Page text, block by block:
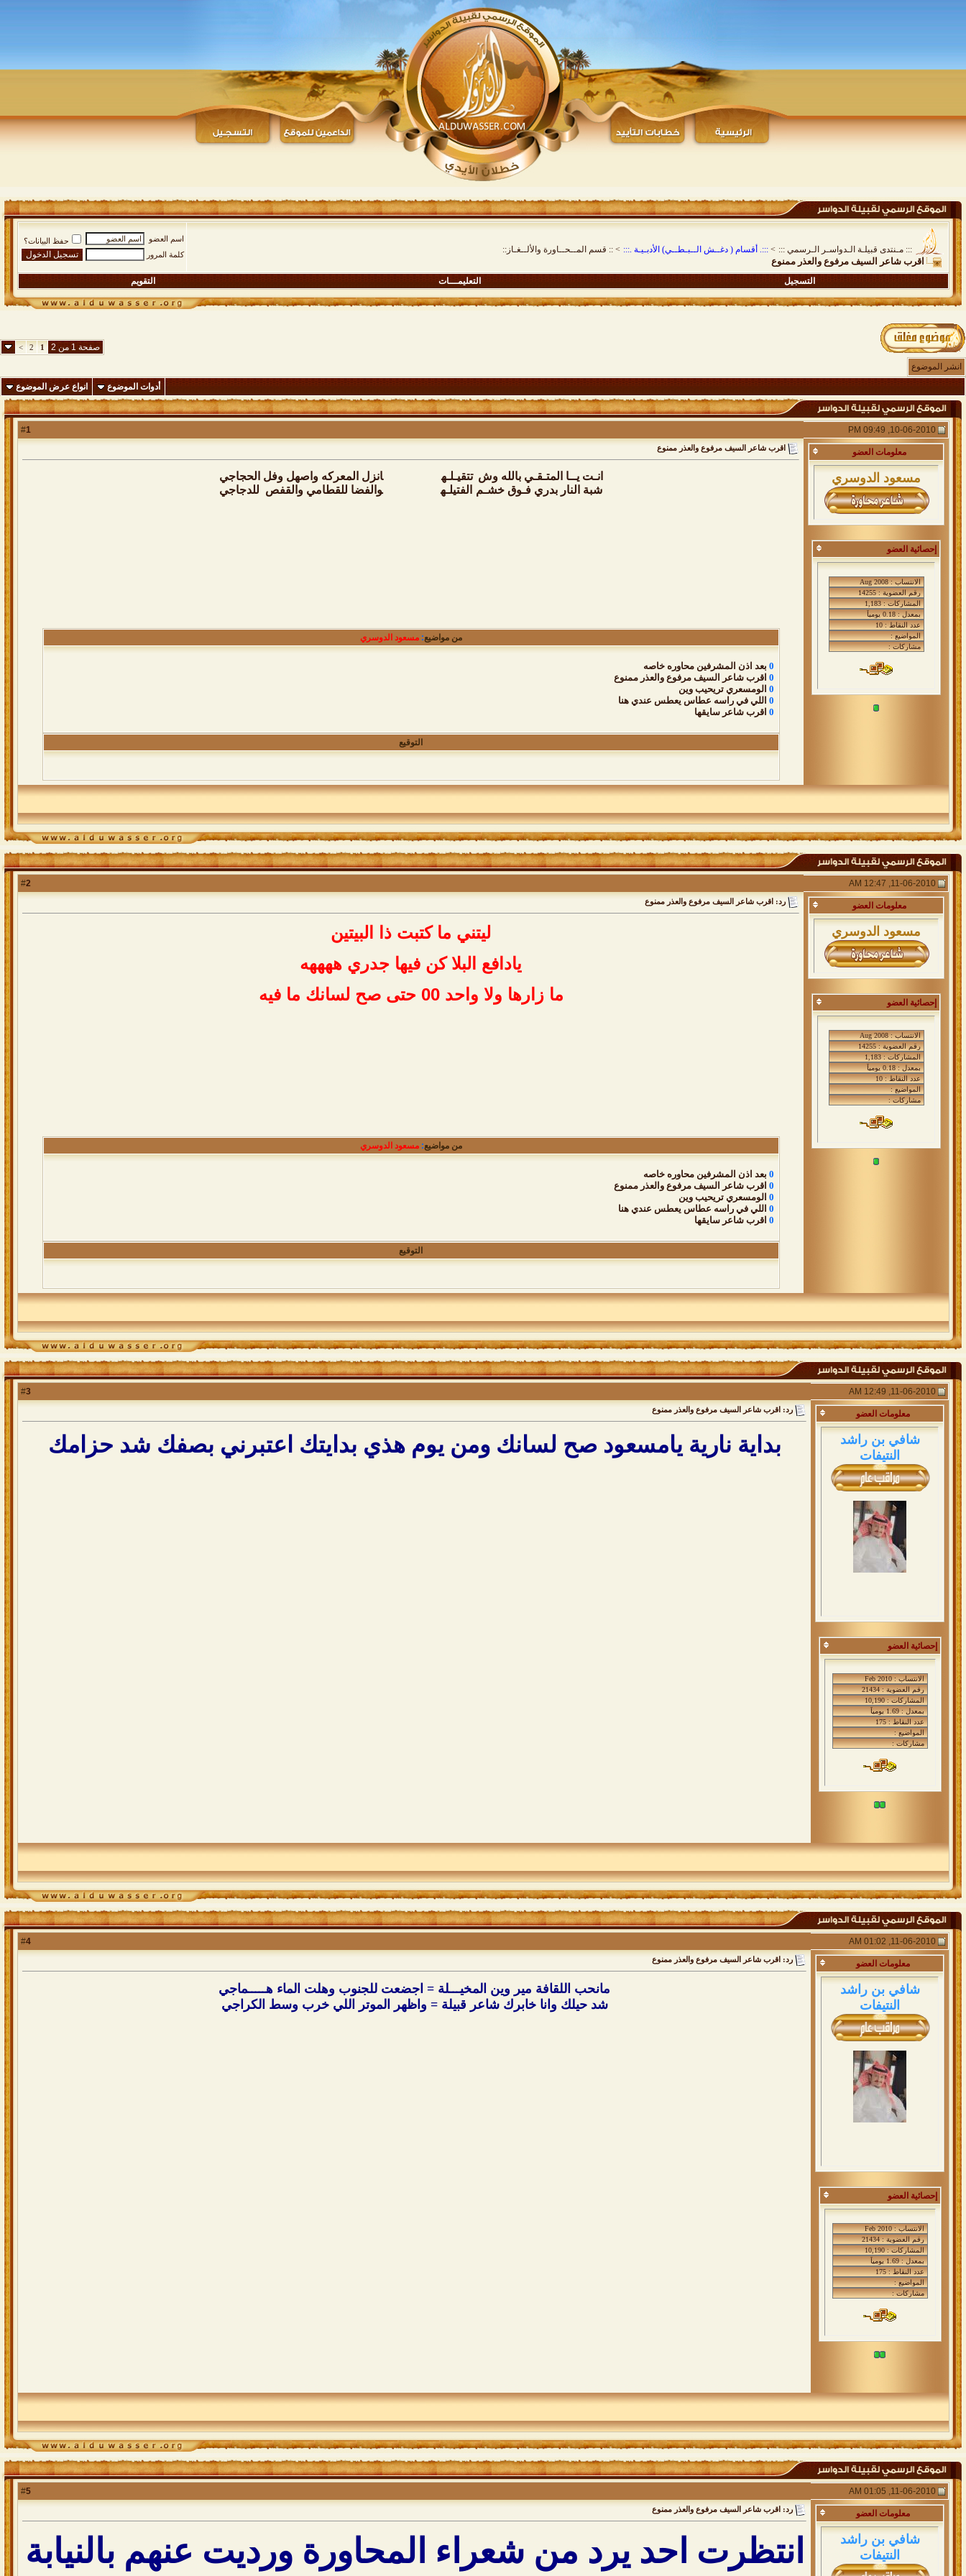
::: مـنتدى قبيلـة الـدواسـر الـرسمي ::: > :::. أقسام ( دغــش الــبـطــي) الأدبـيـة .::: > :: قسم المــحــاورة والألــغـاز::
اقرب شاعر السيف مرفوع والعذر ممنوع
اسم العضو
حفظ البيانات؟
كلمة المرور
التسجيل التعليمـــات التقويم
صفحة 1 من 2 1
2
>
انشر الموضوع
أدوات الموضوع
انواع عرض الموضوع
1
معلومات العضو
مسعود الدوسري
إحصائية العضو
اقرب شاعر السيف مرفوع والعذر ممنوع
انـت يــا المتـقـي بالله وش تتقيـلـه
انزل المعركه واصهل وفل الحجاجي
شبة النار بدري فـوق خشـم
الفتيلـه والفضا للقطامي والقفص للدجاجي
من مواضيع: مسعود الدوسري
0 بعد اذن المشرفين محاوره خاصه
0 اقرب شاعر السيف مرفوع والعذر ممنوع
0 الومسعري تريحيب وين
0 اللي في راسه عطاس يعطس عندي هنا
0 اقرب شاعر سايقها
التوقيع
2
معلومات العضو
مسعود الدوسري
إحصائية العضو
رد: اقرب شاعر السيف مرفوع والعذر ممنوع
ليتني ما كتبت ذا البيتين
يادافع البلا كن فيها جدري ههههه
ما زارها ولا واحد 00 حتى صح لسانك ما فيه
من مواضيع: مسعود الدوسري
0 بعد اذن المشرفين محاوره خاصه
0 اقرب شاعر السيف مرفوع والعذر ممنوع
0 الومسعري تريحيب وين
0 اللي في راسه عطاس يعطس عندي هنا
0 اقرب شاعر سايقها
التوقيع
3
معلومات العضو
شافي بن راشد
النتيفات
إحصائية العضو
رد: اقرب شاعر السيف مرفوع والعذر ممنوع
بداية نارية يامسعود صح لسانك ومن يوم هذي بدايتك اعتبرني بصفك شد حزامك
4
معلومات العضو
شافي بن راشد
النتيفات
إحصائية العضو
رد: اقرب شاعر السيف مرفوع والعذر ممنوع
مانحب اللقافة مير وين المخيـــلة = اجضعت للجنوب وهلت الماء هـــــماجي
شد حيلك وانا خابرك شاعر قبيلة = واظهر الموتر اللي خرب وسط الكراجي
5
معلومات العضو
شافي بن راشد
النتيفات
رد: اقرب شاعر السيف مرفوع والعذر ممنوع
انتظرت احد يرد من شعراء المحاورة ورديت عنهم بالنيابة